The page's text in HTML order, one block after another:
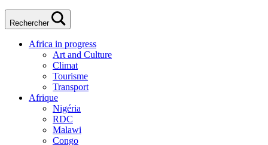
Rechercher
Africa in progress
Art and Culture
Climat
Tourisme
Transport
Afrique
Nigéria
RDC
Malawi
Congo